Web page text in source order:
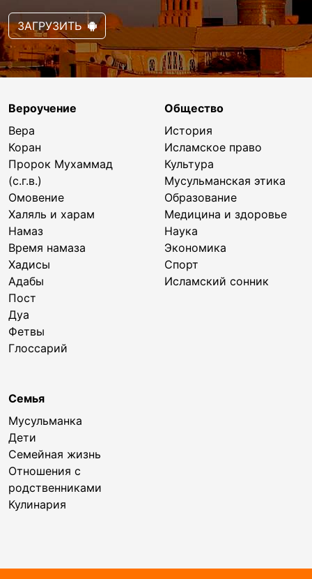
ЗАГРУЗИТЬ
Вероучение
Вера
Коран
Пророк Мухаммад
(с.г.в.)
Омовение
Халяль и харам
Намаз
Время намаза
Хадисы
Адабы
Пост
Дуа
Фетвы
Глоссарий
Общество
История
Исламское право
Культура
Мусульманская этика
Образование
Медицина и здоровье
Наука
Экономика
Спорт
Исламский сонник
Семья
Мусульманка
Дети
Семейная жизнь
Отношения с
родственниками
Кулинария